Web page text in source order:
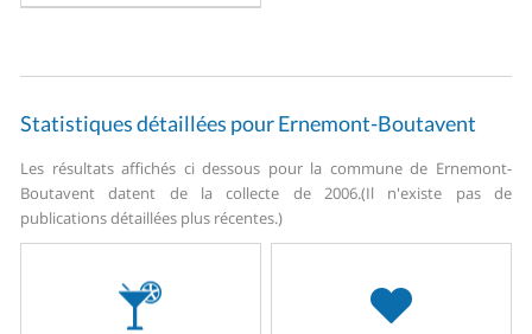
Statistiques détaillées pour Ernemont-Boutavent
Les résultats affichés ci dessous pour la commune de Ernemont-
Boutavent datent de la collecte de 2006.(Il n'existe pas de
publications détaillées plus récentes.)